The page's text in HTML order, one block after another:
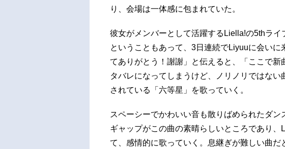
り、会場は一体感に包まれていた。
彼女がメンバーとして活躍するLiella!の5thライ
ということもあって、3日連続でLiyuuに会い
てありがとう！謝謝」と伝えると、「ここで
タバレになってしまうけど、ノリノリではな
されている「六等星」を歌っていく。
スペーシーでかわいい音も散りばめられたダ
ギャップがこの曲の素晴らしいところであり
て、感情的に歌っていく。息継ぎが難しい曲だ